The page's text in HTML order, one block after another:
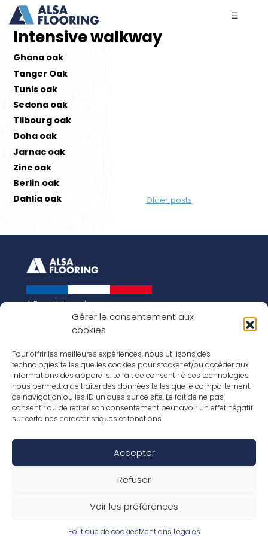
Gérer le consentement aux
cookies
Pour offrir les meilleures expériences, nous utilisons des
technologies telles que les cookies pour stocker et/ou accéder aux
informations des appareils. Le fait de consentir à ces technologies
nous permettra de traiter des données telles que le comportement
de navigation ou les ID uniques sur ce site. Le fait de ne pas
consentir ou de retirer son consentement peut avoir un effet négatif
sur certaines caractéristiques et fonctions.
Accepter
Refuser
Voir les préférences
Politique de cookiesMentions Légales
☰
Intensive walkway
Ghana oak
Tanger Oak
Tunis oak
Sedona oak
Tilbourg oak
Doha oak
Jarnac oak
Zinc oak
Berlin oak
Dahlia oak
Posts
Older posts
A French brand
Our vision for the world of tomorrow
Our floorings
Our laminates
Our parquets
Our wood veneers
Our accessories
General terms and conditions of sale